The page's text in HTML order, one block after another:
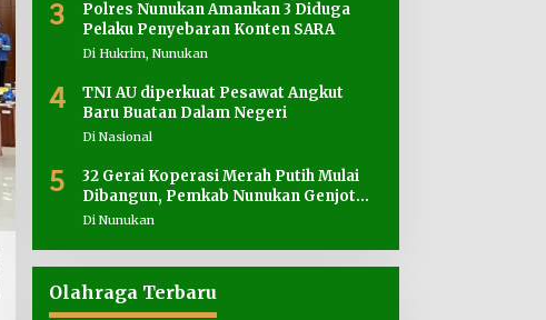
3
Polres Nunukan Amankan 3 Diduga
Pelaku Penyebaran Konten SARA
Di Hukrim, Nunukan
4
TNI AU diperkuat Pesawat Angkut
Baru Buatan Dalam Negeri
Di Nasional
5
32 Gerai Koperasi Merah Putih Mulai
Dibangun, Pemkab Nunukan Genjot
Penyediaan Lahan
Di Nunukan
Olahraga Terbaru